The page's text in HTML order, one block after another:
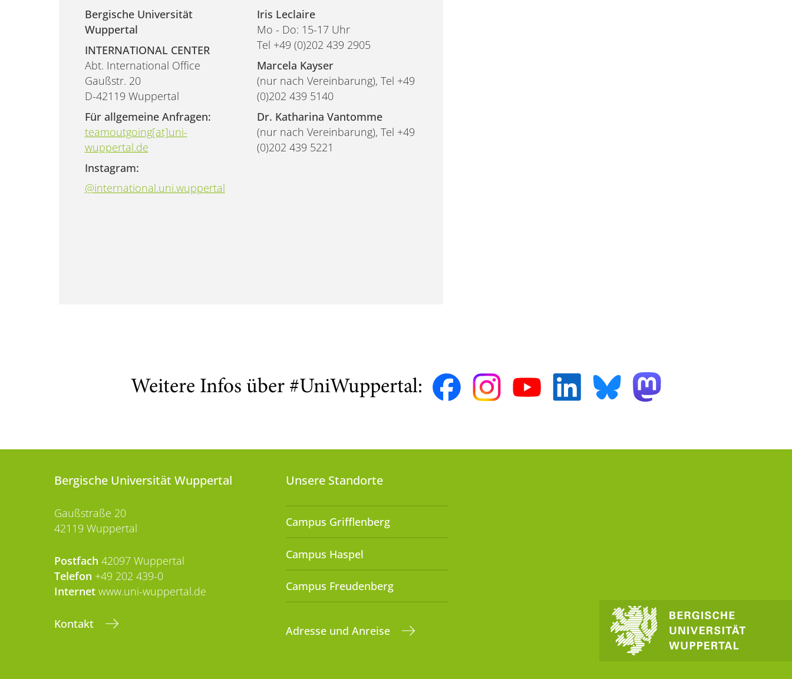
Bergische Universität
Wuppertal
INTERNATIONAL CENTER
Abt. International Office
Gaußstr. 20
D-42119 Wuppertal
Für allgemeine Anfragen:
teamoutgoing[at]uni-
wuppertal.de
Instagram:
@international.uni.wuppertal
Iris Leclaire
Mo - Do: 15-17 Uhr
Tel +49 (0)202 439 2905
Marcela Kayser
(nur nach Vereinbarung), Tel +49
(0)202 439 5140
Dr. Katharina Vantomme
(nur nach Vereinbarung), Tel +49
(0)202 439 5221
Weitere Infos über #UniWuppertal:
Bergische Universität Wuppertal
Gaußstraße 20
42119 Wuppertal
Postfach 42097 Wuppertal
Telefon +49 202 439-0
Internet www.uni-wuppertal.de
Kontakt
Unsere Standorte
Campus Grifflenberg
Campus Haspel
Campus Freudenberg
Adresse und Anreise